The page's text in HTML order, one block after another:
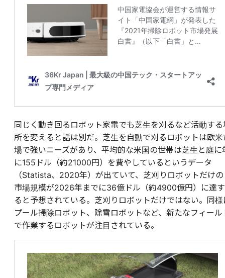
同じく動き回るロボット家電でも芝生を刈るなど活動する
所を変えると話は別だ。芝生を自動で刈るロボットは欧米
場で強いニーズがあり、平均的な米国の世帯は芝生と庭に
に155ドル（約21000円）を費やしているというデータ
（Statista、2020年）が出ていて、芝刈りロボットだけの
市場規模が2026年までに36億ドル（約4900億円）に達す
ると予想されている。芝刈りロボットだけではない。同様
プール掃除ロボット、除雪ロボットなど、新たなフィール
で作業するロボットが注目されている。